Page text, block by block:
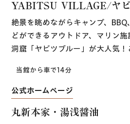
YABITSU VILLAGE/ヤビ
絶景を眺めながらキャンプ、
どができるアウトドア、マリン
洞窟「ヤビツブルー」が大人気！
当館から車で14分
公式ホームページ
丸新本家・湯浅醤油